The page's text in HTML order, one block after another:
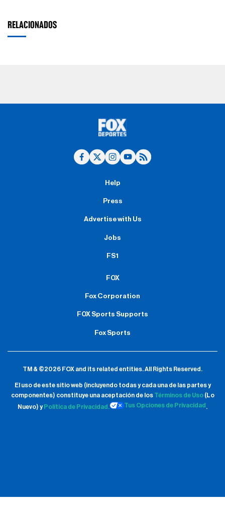
RELACIONADOS
Help
Press
Advertise with Us
Jobs
FS1
FOX
Fox Corporation
FOX Sports Supports
Fox Sports
TM & ©2026 FOX and its related entities.All Rights Reserved.
El uso de este sitio web (incluyendo todas y cada una de las partes y
componentes) constituye una aceptación de los Términos de Uso(Lo
Nuevo) y Política de Privacidad. Tus Opciones de Privacidad .